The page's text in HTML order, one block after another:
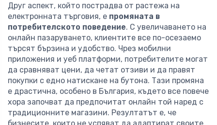
Друг аспект, който пострадва от растежа на
електронната търговия, е промяната в
потребителското поведение. С увеличаването на
онлайн пазаруването, клиентите все по-осезаемо
търсят бързина и удобство. Чрез мобилни
приложения и уеб платформи, потребителите могат
да сравняват цени, да четат отзиви и да правят
покупки с едно натискане на бутона. Тази промяна
е драстична, особено в България, където все повече
хора започват да предпочитат онлайн той наред с
традиционните магазини. Резултатът е, че